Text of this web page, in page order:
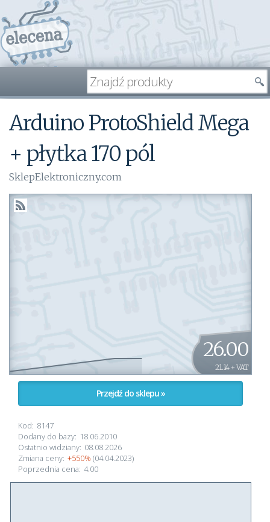
Arduino ProtoShield Mega
+ płytka 170 pól
SklepElektroniczny.com
26.00
21.14 + VAT
Przejdź do sklepu »
Kod: 8147
Dodany do bazy: 18.06.2010
Ostatnio widziany: 08.08.2026
Zmiana ceny: +550% (04.04.2023)
Poprzednia cena: 4.00